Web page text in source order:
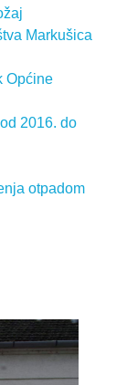
Markušica
Općine
2016. do
otpadom